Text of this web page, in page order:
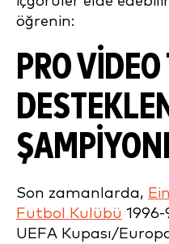
öğrenin:
PRO
Son zamanlarda,
Futbol Kulübü
UEFA Kupası/